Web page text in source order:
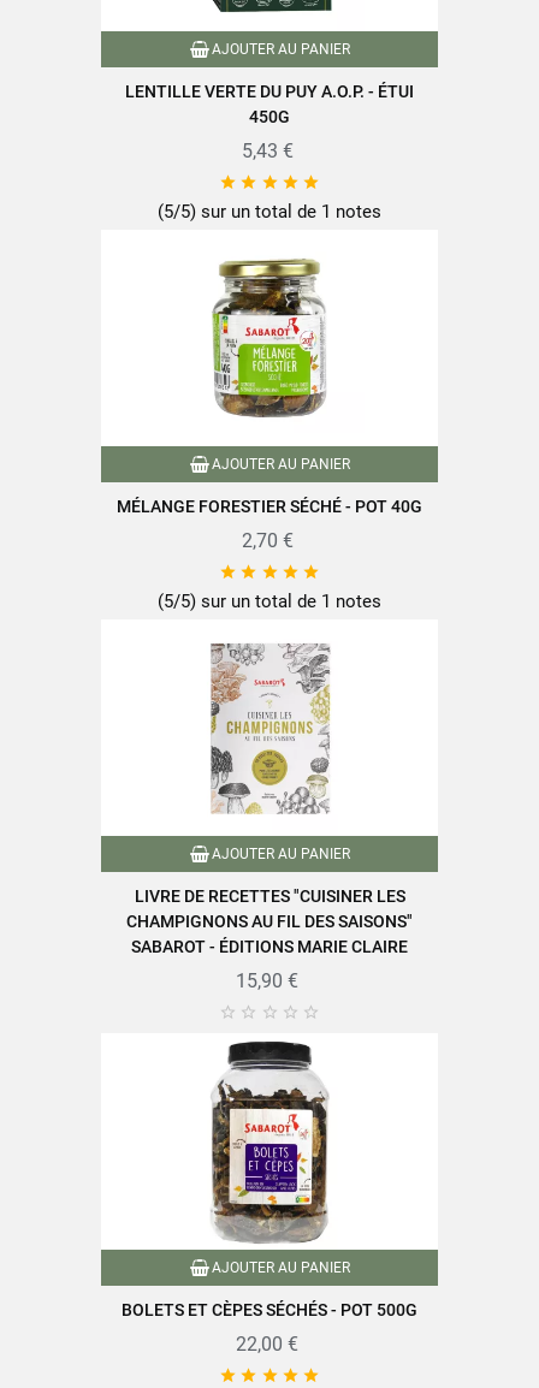
AJOUTER AU PANIER
LENTILLE VERTE DU PUY A.O.P. - ÉTUI
450G
5,43 €
    
(5/5) sur un total de 1 notes
AJOUTER AU PANIER
MÉLANGE FORESTIER SÉCHÉ - POT 40G
2,70 €
    
(5/5) sur un total de 1 notes
AJOUTER AU PANIER
LIVRE DE RECETTES "CUISINER LES
CHAMPIGNONS AU FIL DES SAISONS"
SABAROT - ÉDITIONS MARIE CLAIRE
15,90 €
    
AJOUTER AU PANIER
BOLETS ET CÈPES SÉCHÉS - POT 500G
22,00 €
    